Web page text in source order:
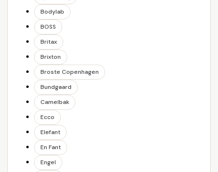
Bodylab
BOSS
Britax
Brixton
Broste Copenhagen
Bundgaard
Camelbak
Ecco
Elefant
En Fant
Engel